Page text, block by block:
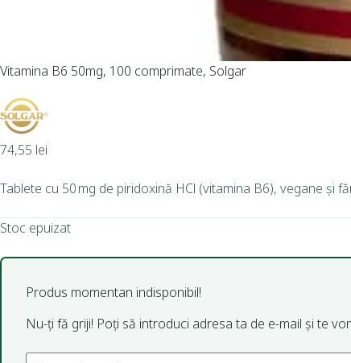
Vitamina B6 50mg, 100 comprimate, Solgar
74,55 lei
Tablete cu 50 mg de piridoxină HCl (vitamina B6), vegane și
Stoc epuizat
Produs momentan indisponibil!
Nu-ți fă griji! Poți să introduci adresa ta de e-mail și te